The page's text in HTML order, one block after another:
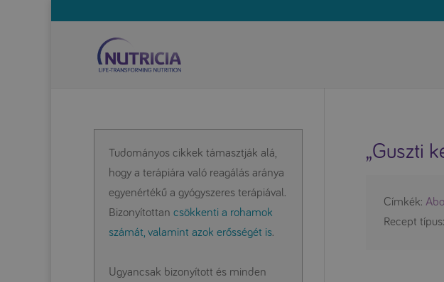
„Guszti
Címkék:
Recept típus:
Tudományos cikkek támasztják alá,
hogy a terápiára való reagálás aránya
egyenértékű a gyógyszeres terápiával.
Bizonyítottan csökkenti a rohamok
számát, valamint azok erősségét is.
Ugyancsak bizonyított és minden